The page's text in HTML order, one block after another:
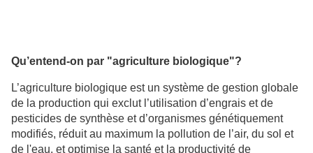
Qu’entend-on par "agriculture biologique"?
L’agriculture biologique est un système de gestion globale
de la production qui exclut l’utilisation d’engrais et de
pesticides de synthèse et d’organismes génétiquement
modifiés, réduit au maximum la pollution de l’air, du sol et
de l'eau, et optimise la santé et la productivité de